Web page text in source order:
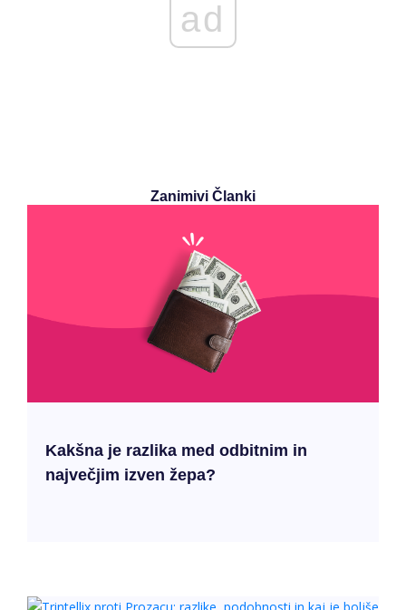
ad
Zanimivi Članki
Kakšna je razlika med odbitnim in
največjim izven žepa?